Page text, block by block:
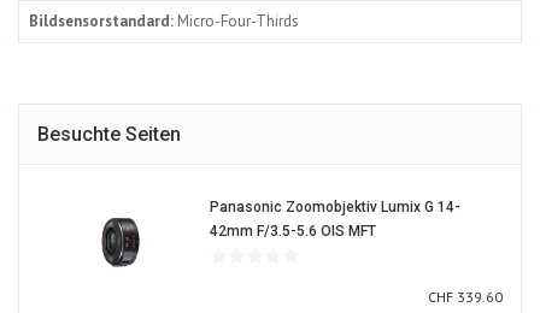
Bildsensorstandard: Micro-Four-Thirds
Besuchte Seiten
Panasonic Zoomobjektiv Lumix G 14-
42mm F/3.5-5.6 OIS MFT453967-
CHF CHF
339.60